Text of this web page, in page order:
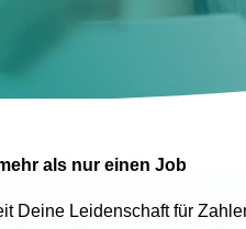
als nur einen Job
Deine Leidenschaft für